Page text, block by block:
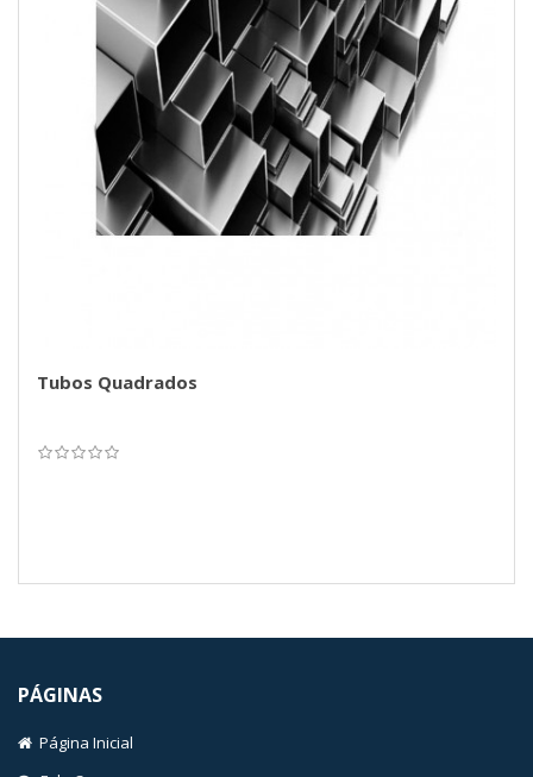
Tubos Quadrados
PÁGINAS
Página Inicial